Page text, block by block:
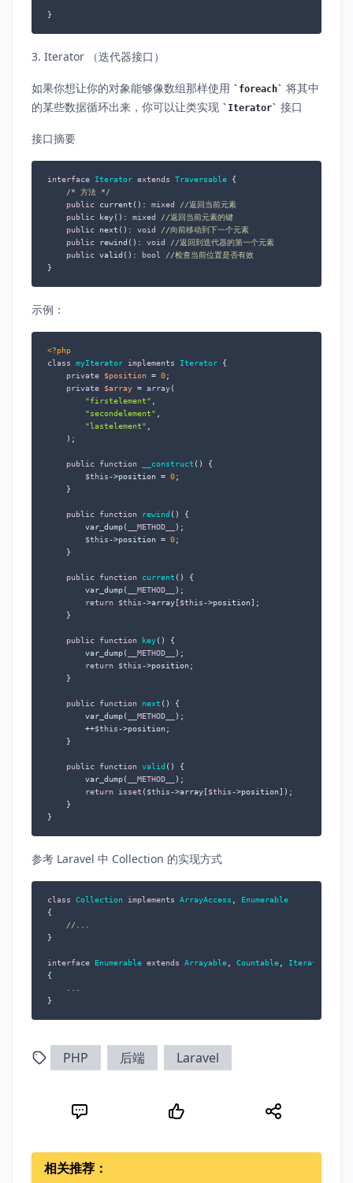
}
3. Iterator （迭代器接口）
如果你想让你的对象能够像数组那样使用 foreach
将其中
的某些数据循环出来，你可以让类实现
Iterator 接口
接口摘要
interface Iterator extends Traversable
{
/* 方法 */
public current(): mixed
//返回当前元素
public key(): mixed
//返回当前元素的键
public next(): void
//向前移动到下一个元素
public rewind(): void
//返回到迭代器的第一个元素
public valid(): bool
//检查当前位置是否有效
}
示例：
<?php
class
myIterator implements Iterator
{
private
$position = 0;
private
$array = array(
"firstelement" ,
"secondelement" ,
"lastelement" ,
    );
public function __construct ( )
{
$this->position = 0;
    }
public function rewind ( )
{
        var_dump(
__METHOD__
);
$this->position = 0;
    }
public function current ( )
{
        var_dump(
__METHOD__
);
return
$this->array[$this->position];
    }
public function key( )
{
        var_dump(
__METHOD__
);
return
$this->position;
    }
public function next ( )
{
        var_dump(
__METHOD__
);
        ++
$this->position;
    }
public function valid ( )
{
        var_dump(
__METHOD__
);
return
isset ( $this->array[$this->position]);
    }
}
参考 Laravel 中 Collection 的实现方式
class Collection implements ArrayAccess ,
Enumerable
{
//...
}
interface Enumerable extends Arrayable, Countable,
{
}
PHP 后端 Laravel
相关推荐：